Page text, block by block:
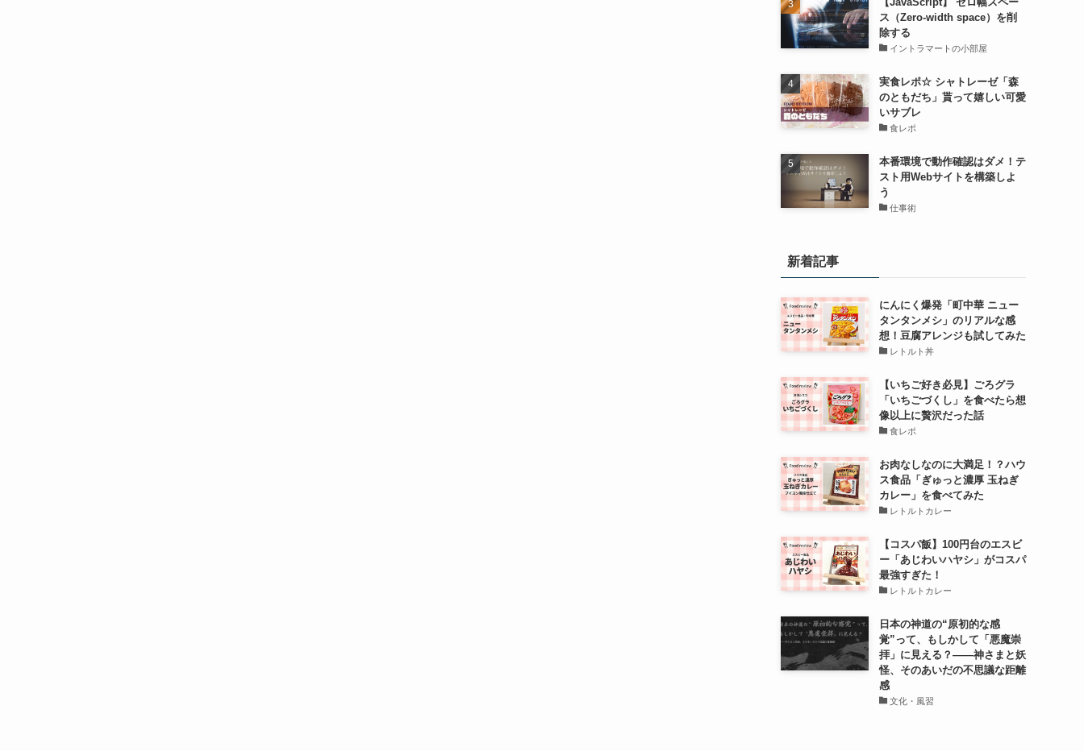
ス（Zero-width space）を削
除する
イントラマートの小部屋
実食レポ☆ シャトレーゼ「森
のともだち」貰って嬉しい可愛
いサブレ
食レポ
本番環境で動作確認はダメ！テ
スト用Webサイトを構築しよ
う
仕事術
新着記事
にんにく爆発「町中華 ニュー
タンタンメシ」のリアルな感
想！豆腐アレンジも試してみた
レトルト丼
【いちご好き必見】ごろグラ
「いちごづくし」を食べたら想
像以上に贅沢だった話
食レポ
お肉なしなのに大満足！？ハウ
ス食品「ぎゅっと濃厚 玉ねぎ
カレー」を食べてみた
レトルトカレー
【コスパ飯】100円台のエスビ
ー「あじわいハヤシ」がコスパ
最強すぎた！
レトルトカレー
日本の神道の“原初的な感
覚”って、もしかして「悪魔崇
拝」に見える？――神さまと妖
怪、そのあいだの不思議な距離
感
文化・風習